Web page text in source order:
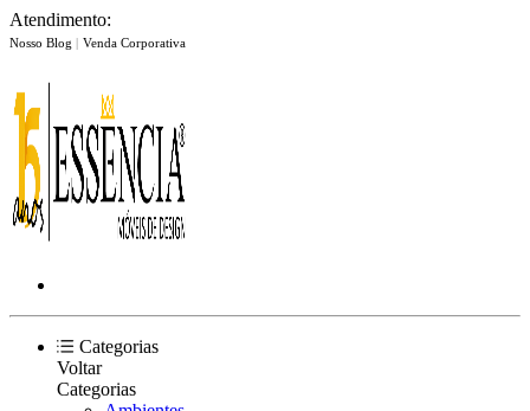
Atendimento:
Nosso Blog | Venda Corporativa
Categorias
Voltar
Categorias